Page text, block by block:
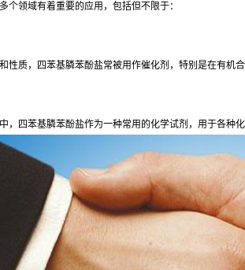
个领域有着重要的应用，包括但不限于：
性质，四苯基膦苯酚盐常被用作催化剂，特别是在有机
，四苯基膦苯酚盐作为一种常用的化学试剂，用于各种